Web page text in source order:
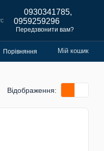
0930341785,
0959259296
Передзвонити вам?
Порівняння Мій кошик
Відображення: